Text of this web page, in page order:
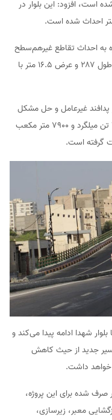
ريال تملک شده است، افزود: این بلوار در
به احداث تقاطع غیرهم‌سطح
شهدای نایبند، ادامه داد: احداث این روگذر به طول ۲۸۷ و عرض ۱۶.۵ متر با
پدافند غیرعامل و حل مشکل
ترافیکی قابل توجه است، خاطرنشان کرد: ۷۸۰ تن میلگرد و ۷۹۰۰ متر مکعب
گرفته است.
شهدا ادامه پیدا می‌کند و
مسیر جدید از حیث کاهش
خواهد داشت.
صرف شده برای این پروژه،
معبر، زیرسازی،